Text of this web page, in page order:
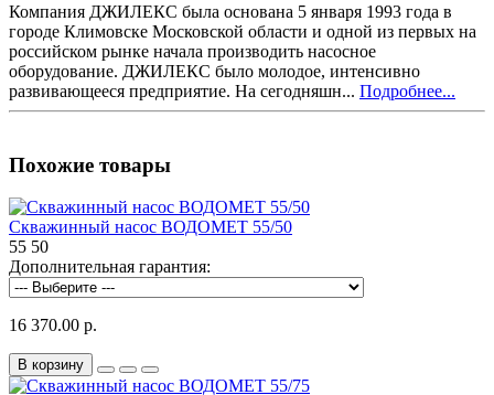
Компания ДЖИЛЕКС была основана 5 января 1993 года в
городе Климовске Московской области и одной из первых на
российском рынке начала производить насосное
оборудование. ДЖИЛЕКС было молодое, интенсивно
развивающееся предприятие. На сегодняшн... Подробнее...
Похожие товары
Скважинный насос ВОДОМЕТ 55/50
55 50
Дополнительная гарантия:
16 370.00 р.
В корзину